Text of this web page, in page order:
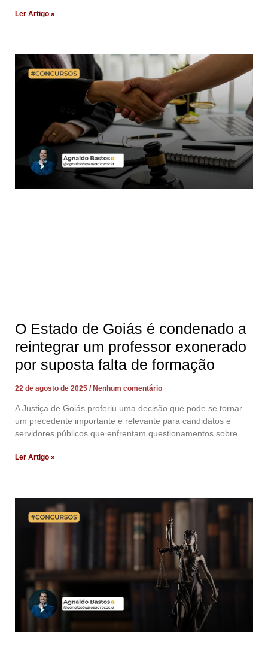
Ler Artigo »
O Estado de Goiás é condenado a
reintegrar um professor exonerado
por suposta falta de formação
22 de agosto de 2025 Nenhum comentário
A Justiça de Goiás proferiu uma decisão que pode se tornar
um precedente importante e relevante para candidatos e
servidores públicos que enfrentam questionamentos sobre
Ler Artigo »